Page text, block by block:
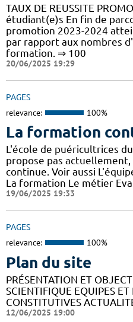
TAUX DE REUSSITE
étudiant(e)s En fin de
promotion 2023-2024
par rapport aux nombres
formation. ⇒ 100
20/06/2025 19:29
PAGES
relevance: 100%
La formation
L'école de puéricultrices
propose pas
continue. Voir aussi
La formation Le métier
19/06/2025 19:33
PAGES
relevance: 100%
Plan du site
PRÉSENTATION ET
SCIENTIFIQUE EQUIPES ET
CONSTITUTIVES
12/06/2025 19:00